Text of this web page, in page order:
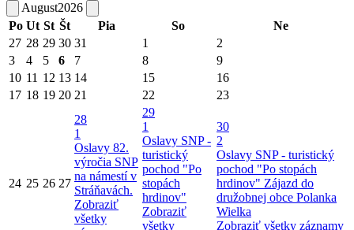
August2026
Po Ut St Št Pia So
Ne
27 28 29 30 31 1
2
3
4 5 6 7 8
9
10 11 12 13 14 15
16
17 18 19 20 21 22 23
24 25 26 27
28
1
Oslavy 82.
výročia SNP
na námestí v
Stráňavách.
Zobraziť
všetky
29
1
Oslavy SNP -
turistický
pochod "Po
stopách
hrdinov"
Zobraziť
všetky
30
2
Oslavy SNP - turistický
pochod "Po stopách
hrdinov" Zájazd do
družobnej obce Polanka
Wielka
Zobraziť všetky záznamy